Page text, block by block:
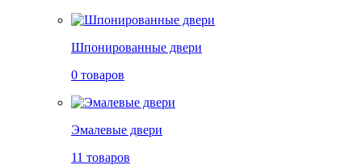
Шпонированные двери
0 товаров
Эмалевые двери
11 товаров